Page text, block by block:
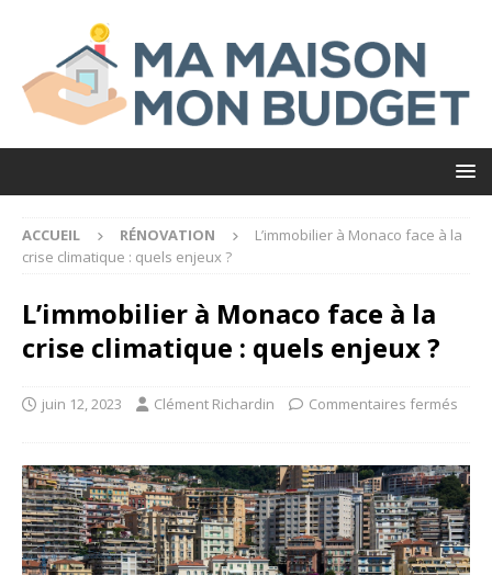
ACCUEIL RÉNOVATION
L’immobilier à Monaco face à la
crise climatique : quels enjeux ?
L’immobilier à Monaco face à la
crise climatique : quels enjeux ?
juin 12, 2023 Clément Richardin Commentaires fermés